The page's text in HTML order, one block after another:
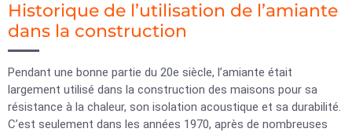
Historique de l’utilisation de l’amiante
dans la construction
Pendant une bonne partie du 20e siècle, l’amiante était
largement utilisé dans la construction des maisons pour sa
résistance à la chaleur, son isolation acoustique et sa durabilité.
C’est seulement dans les années 1970, après de nombreuses